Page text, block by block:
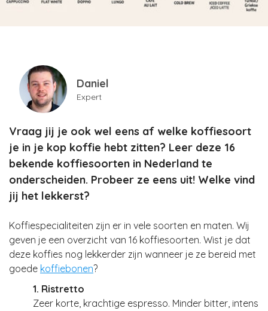
Daniel
Expert
Vraag jij je ook wel eens af welke koffiesoort
je in je kop koffie hebt zitten? Leer deze 16
bekende koffiesoorten in Nederland te
onderscheiden. Probeer ze eens uit! Welke vind
jij het lekkerst?
Koffiespecialiteiten zijn er in vele soorten en maten. Wij
geven je een overzicht van 16 koffiesoorten. Wist je dat
deze koffies nog lekkerder zijn wanneer je ze bereid met
goede koffiebonen?
1. Ristretto
Zeer korte, krachtige espresso. Minder bitter, intens